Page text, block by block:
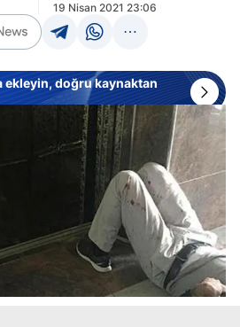
19 Nisan 2021 23:06
ekleyin, doğru kaynaktan